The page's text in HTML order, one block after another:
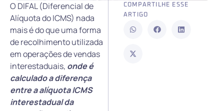
O DIFAL (Diferencial de
Alíquota do ICMS) nada
mais é do que uma forma
de recolhimento utilizada
em operações de vendas
interestaduais, onde é
calculado a diferença
entre a alíquota ICMS
interestadual da
COMPARTILHE ESSE
ARTIGO